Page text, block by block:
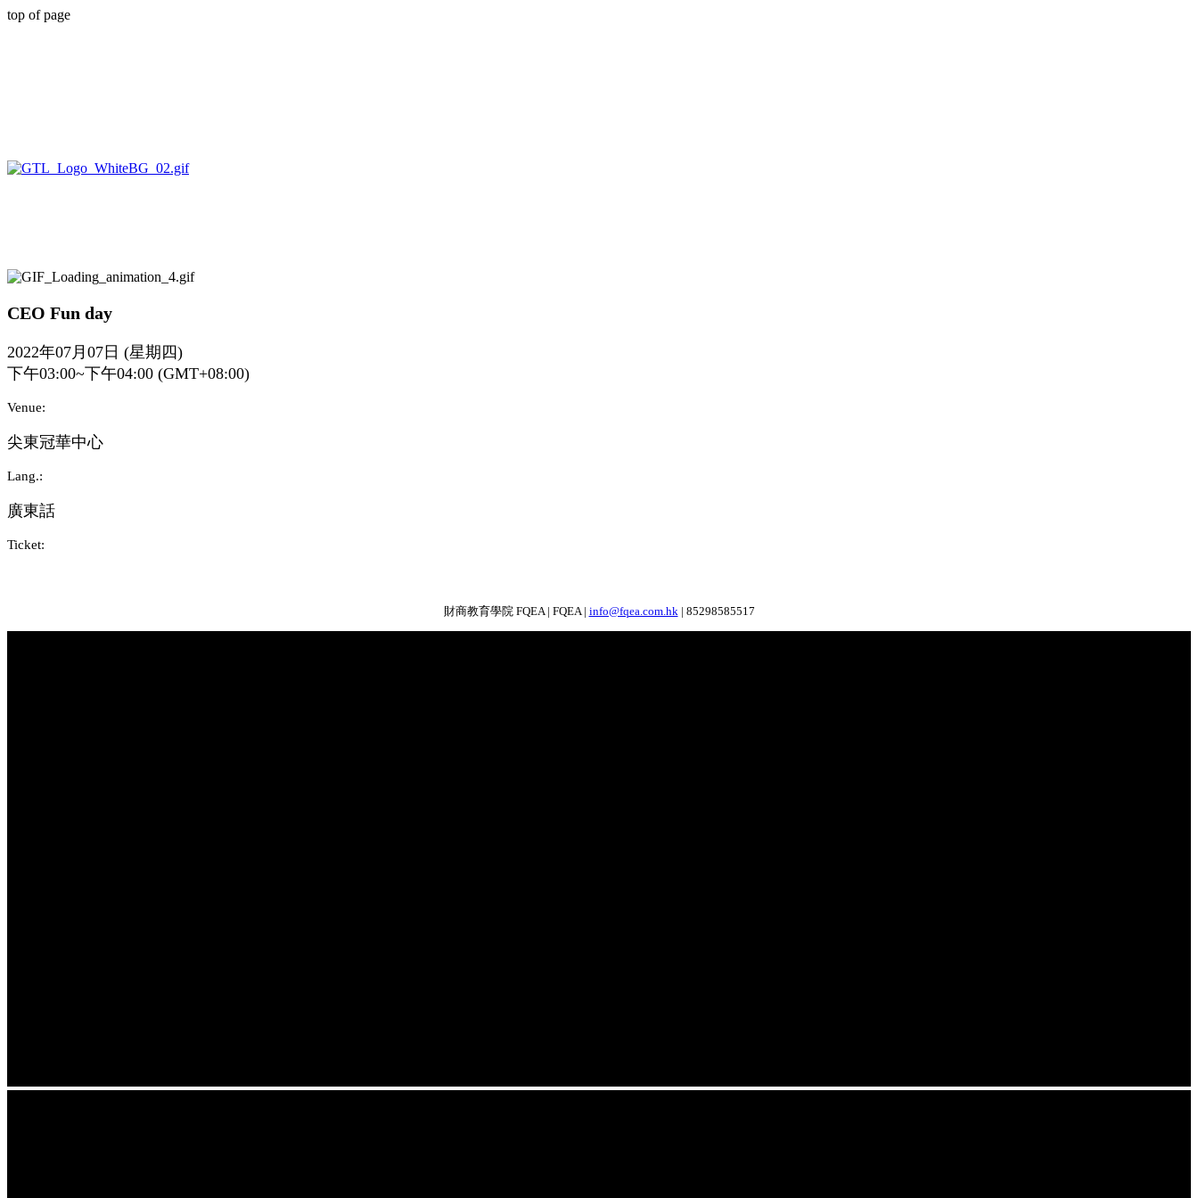
top of page
CEO Fun day
2022年07月07日 (星期四)
下午03:00~下午04:00 (GMT+08:00)
Venue:
尖東冠華中心
Lang.:
廣東話
Ticket:
財商教育學院 FQEA | FQEA | info@fqea.com.hk| 85298585517